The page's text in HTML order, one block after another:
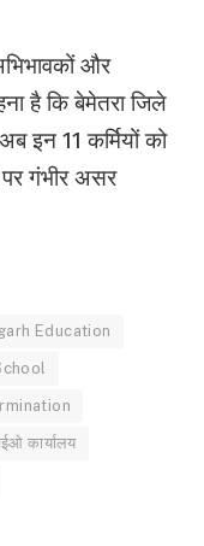
और
है कि बेमेतरा जिले
इन 11 कर्मियों को
पर गंभीर असर
Education
कार्यालय